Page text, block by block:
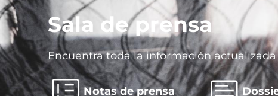
Imagen Sala de prensa
Encuentra toda la información
Notas de prensa